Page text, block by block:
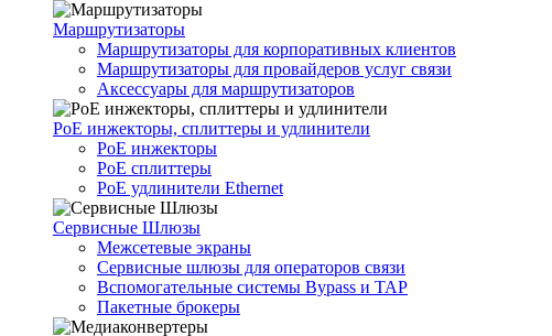
Маршрутизаторы
Маршрутизаторы для корпоративных клиентов
Маршрутизаторы для провайдеров услуг связи
Аксессуары для маршрутизаторов
PoE инжекторы, сплиттеры и удлинители
PoE инжекторы
PoE сплиттеры
PoE удлинители Ethernet
Сервисные Шлюзы
Межсетевые экраны
Сервисные шлюзы для операторов связи
Вспомогательные системы Bypass и TAP
Пакетные брокеры